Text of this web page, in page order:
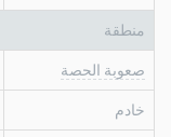
منطقة
صعوبة الحصة
خادم